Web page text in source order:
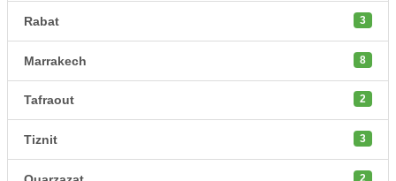
Rabat 3
Marrakech 8
Tafraout 2
Tiznit 3
2